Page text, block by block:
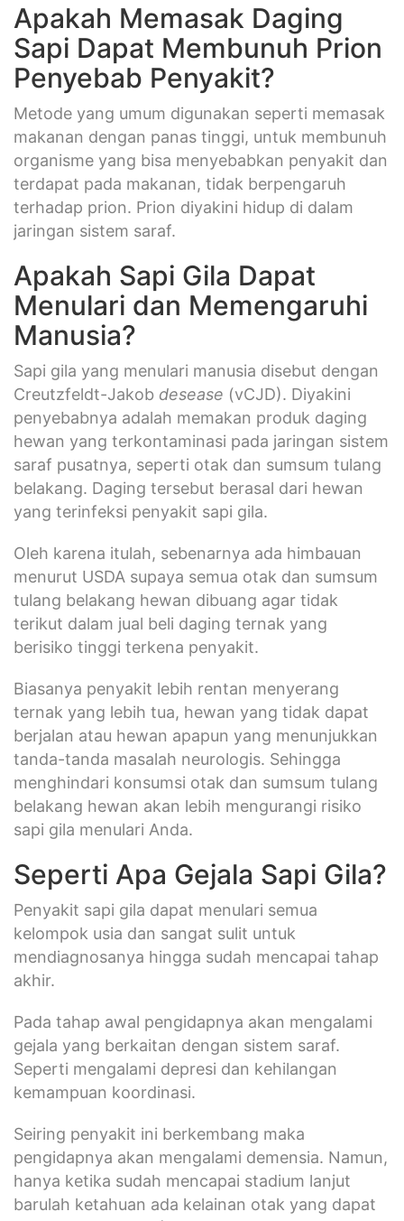
Apakah Memasak Daging
Sapi Dapat Membunuh Prion
Penyebab Penyakit?
Metode yang umum digunakan seperti memasak
makanan dengan panas tinggi, untuk membunuh
organisme yang bisa menyebabkan penyakit dan
terdapat pada makanan, tidak berpengaruh
terhadap prion. Prion diyakini hidup di dalam
jaringan sistem saraf.
Apakah Sapi Gila Dapat
Menulari dan Memengaruhi
Manusia?
Sapi gila yang menulari manusia disebut dengan
Creutzfeldt-Jakob desease (vCJD). Diyakini
penyebabnya adalah memakan produk daging
hewan yang terkontaminasi pada jaringan sistem
saraf pusatnya, seperti otak dan sumsum tulang
belakang. Daging tersebut berasal dari hewan
yang terinfeksi penyakit sapi gila.
Oleh karena itulah, sebenarnya ada himbauan
menurut USDA supaya semua otak dan sumsum
tulang belakang hewan dibuang agar tidak
terikut dalam jual beli daging ternak yang
berisiko tinggi terkena penyakit.
Biasanya penyakit lebih rentan menyerang
ternak yang lebih tua, hewan yang tidak dapat
berjalan atau hewan apapun yang menunjukkan
tanda-tanda masalah neurologis. Sehingga
menghindari konsumsi otak dan sumsum tulang
belakang hewan akan lebih mengurangi risiko
sapi gila menulari Anda.
Seperti Apa Gejala Sapi Gila?
Penyakit sapi gila dapat menulari semua
kelompok usia dan sangat sulit untuk
mendiagnosanya hingga sudah mencapai tahap
akhir.
Pada tahap awal pengidapnya akan mengalami
gejala yang berkaitan dengan sistem saraf.
Seperti mengalami depresi dan kehilangan
kemampuan koordinasi.
Seiring penyakit ini berkembang maka
pengidapnya akan mengalami demensia. Namun,
hanya ketika sudah mencapai stadium lanjut
barulah ketahuan ada kelainan otak yang dapat